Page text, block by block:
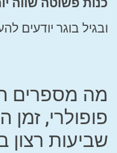
ובגיל בוגר יודעים
מה מספרים
פופולרי, זמן
שביעות רצון